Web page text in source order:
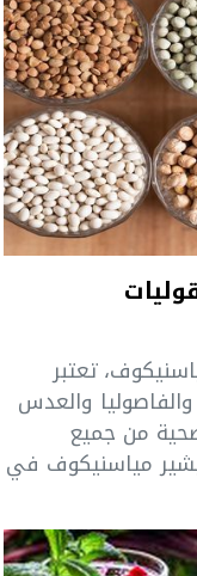
تعتبر
والفاصوليا والعدس
من جميع
مياسنيكوف في